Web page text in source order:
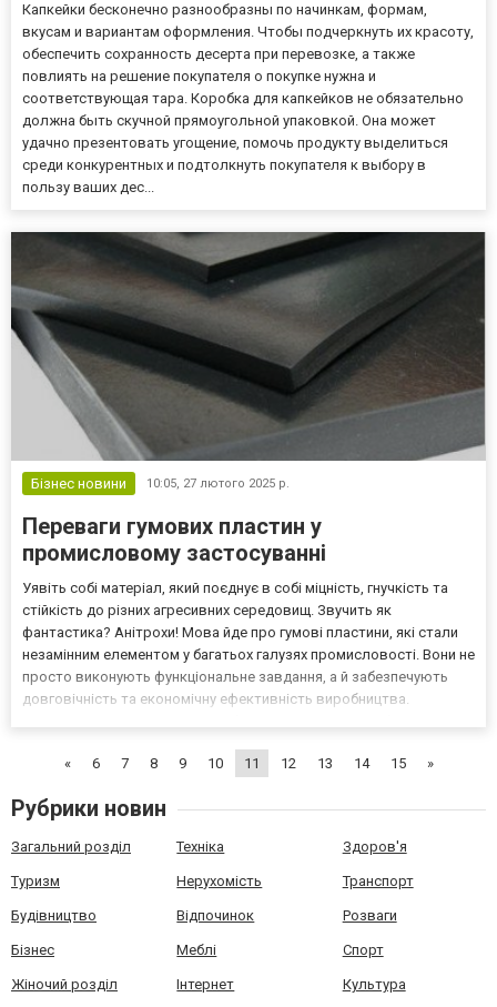
Капкейки бесконечно разнообразны по начинкам, формам,
вкусам и вариантам оформления. Чтобы подчеркнуть их красоту,
обеспечить сохранность десерта при перевозке, а также
повлиять на решение покупателя о покупке нужна и
соответствующая тара. Коробка для капкейков не обязательно
должна быть скучной прямоугольной упаковкой. Она может
удачно презентовать угощение, помочь продукту выделиться
среди конкурентных и подтолкнуть покупателя к выбору в
пользу ваших дес...
Бізнес новини 10:05, 27 лютого 2025 р.
Переваги гумових пластин у
промисловому застосуванні
Уявіть собі матеріал, який поєднує в собі міцність, гнучкість та
стійкість до різних агресивних середовищ. Звучить як
фантастика? Анітрохи! Мова йде про гумові пластини, які стали
незамінним елементом у багатьох галузях промисловості. Вони не
просто виконують функціональне завдання, а й забезпечують
довговічність та економічну ефективність виробництва.
«
6 7 8 9 10 11 12 13 14 15 »
Рубрики новин
Загальний розділ Техніка Здоров'я
Туризм Нерухомість Транспорт
Будівництво Відпочинок Розваги
Бізнес Меблі Спорт
Жіночий розділ Інтернет Культура